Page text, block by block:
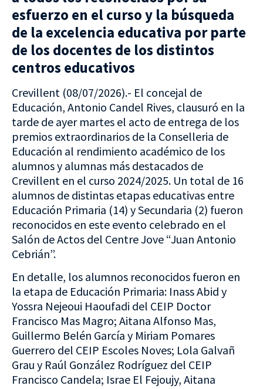
esfuerzo en el curso y la búsqueda
de la excelencia educativa por parte
de los docentes de los distintos
centros educativos
Crevillent (08/07/2026).- El concejal de
Educación, Antonio Candel Rives, clausuró en la
tarde de ayer martes el acto de entrega de los
premios extraordinarios de la Conselleria de
Educación al rendimiento académico de los
alumnos y alumnas más destacados de
Crevillent en el curso 2024/2025. Un total de 16
alumnos de distintas etapas educativas entre
Educación Primaria (14) y Secundaria (2) fueron
reconocidos en este evento celebrado en el
Salón de Actos del Centre Jove “Juan Antonio
Cebrián”.
En detalle, los alumnos reconocidos fueron en
la etapa de Educación Primaria: Inass Abid y
Yossra Nejeoui Haoufadi del CEIP Doctor
Francisco Mas Magro; Aitana Alfonso Mas,
Guillermo Belén García y Miriam Pomares
Guerrero del CEIP Escoles Noves; Lola Galvañ
Grau y Raúl González Rodríguez del CEIP
Francisco Candela; Israe El Fejoujy, Aitana